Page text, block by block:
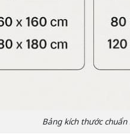
Bảng kích thước